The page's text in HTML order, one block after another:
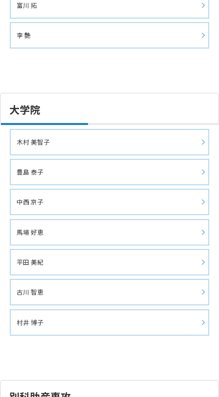
富川 拓
李 艶
大学院
木村 美智子
豊島 泰子
中西 京子
馬場 好恵
平田 美紀
古川 智恵
村井 博子